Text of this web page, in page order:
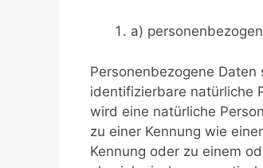
a)
Personenbezogene
identifizierbare natürliche
wird eine natürliche
zu einer Kennung wie
Kennung oder zu einem